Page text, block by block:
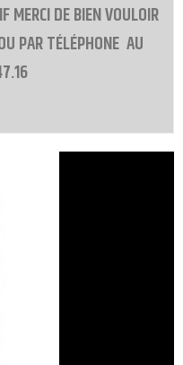
MERCI DE BIEN VOULOIR
PAR TÉLÉPHONE AU